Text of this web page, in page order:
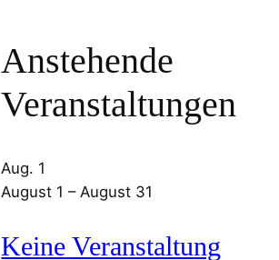
Anstehende
Veranstaltungen
Aug. 1
August 1 –August 31
Keine Veranstaltung